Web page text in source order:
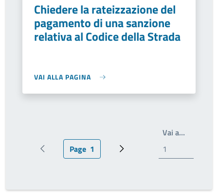
Chiedere la rateizzazione del
pagamento di una sanzione
relativa al Codice della Strada
VAI ALLA PAGINA
Pagina precedentePagina attuale
Page 1 Prossima pagina
Vai a…Write the